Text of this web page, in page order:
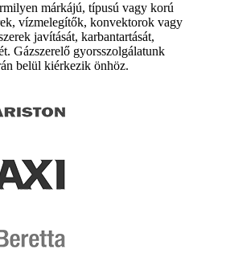
márkájú, típusú vagy korú
vízmelegítők, konvektorok vagy
javítását, karbantartását,
Gázszerelő gyorsszolgálatunk
belül kiérkezik önhöz.